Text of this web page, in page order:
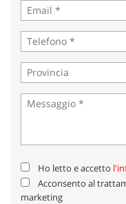
Ho letto e accetto
Acconsento al
marketing